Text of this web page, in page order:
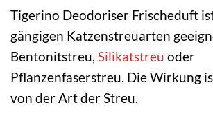
Tigerino Deodoriser Frischeduft
gängigen Katzenstreuarten
Bentonitstreu, Silikatstreu oder
Pflanzenfaserstreu. Die Wirkung
von der Art der Streu.